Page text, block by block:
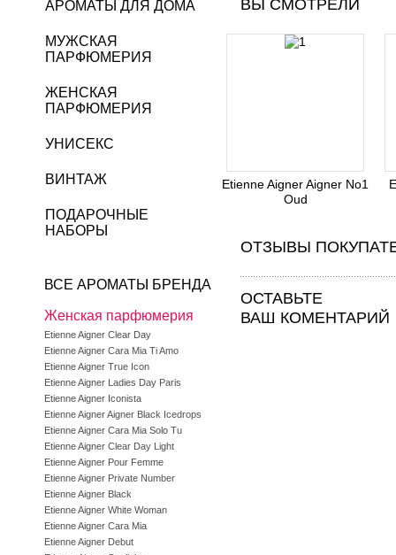
ВЫ СМОТРЕЛИ
Etienne Aigner Aigner No1
Oud
ОТЗЫВЫ
ОСТАВЬТЕ
ВАШ КОМЕНТАРИЙ
АРОМАТЫ ДЛЯ ДОМА
МУЖСКАЯ
ПАРФЮМЕРИЯ
ЖЕНСКАЯ
ПАРФЮМЕРИЯ
УНИСЕКС
ВИНТАЖ
ПОДАРОЧНЫЕ
НАБОРЫ
ВСЕ АРОМАТЫ БРЕНДА
Женская парфюмерия
Etienne Aigner Clear Day
Etienne Aigner Cara Mia Ti Amo
Etienne Aigner True Icon
Etienne Aigner Ladies Day Paris
Etienne Aigner Iconista
Etienne Aigner Aigner Black Icedrops
Etienne Aigner Cara Mia Solo Tu
Etienne Aigner Clear Day Light
Etienne Aigner Pour Femme
Etienne Aigner Private Number
Etienne Aigner Black
Etienne Aigner White Woman
Etienne Aigner Cara Mia
Etienne Aigner Debut